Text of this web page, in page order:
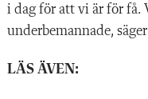
i dag för att vi är för få.
underbemannade,
LÄS ÄVEN: